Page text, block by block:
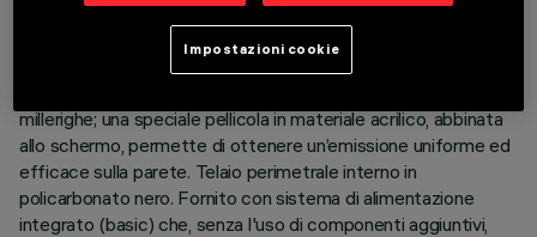
(frameless) per installazione a filo soffitto. Sistema ottico
asimmetrico specializzato per ottenere una efficace
distribuzione wall washer. Recuperatore di flusso - riflettore in
millerighe; una speciale pellicola in materiale acrilico, abbinata
allo schermo, permette di ottenere un’emissione uniforme ed
efficace sulla parete. Telaio perimetrale interno in
policarbonato nero. Fornito con sistema di alimentazione
integrato (basic) che, senza l'uso di componenti aggiuntivi,
Impostazioni cookie